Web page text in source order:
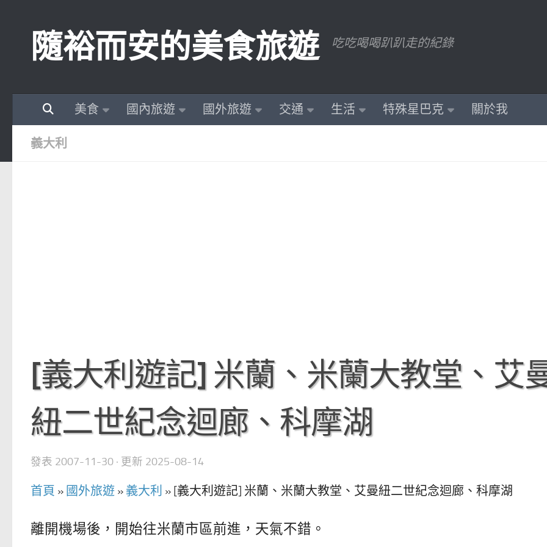
隨裕而安的美食旅遊 吃吃喝喝趴趴走的紀錄
美食 國內旅遊 國外旅遊 交通 生活 特殊星巴克 關於我
義大利
[義大利遊記] 米蘭、米蘭大教堂、艾
紐二世紀念迴廊、科摩湖
發表 2007-11-30 · 更新 2025-08-14
首頁 » 國外旅遊 » 義大利 » [義大利遊記] 米蘭、米蘭大教堂、艾曼紐二世紀念迴廊、科摩湖
離開機場後，開始往米蘭市區前進，天氣不錯。